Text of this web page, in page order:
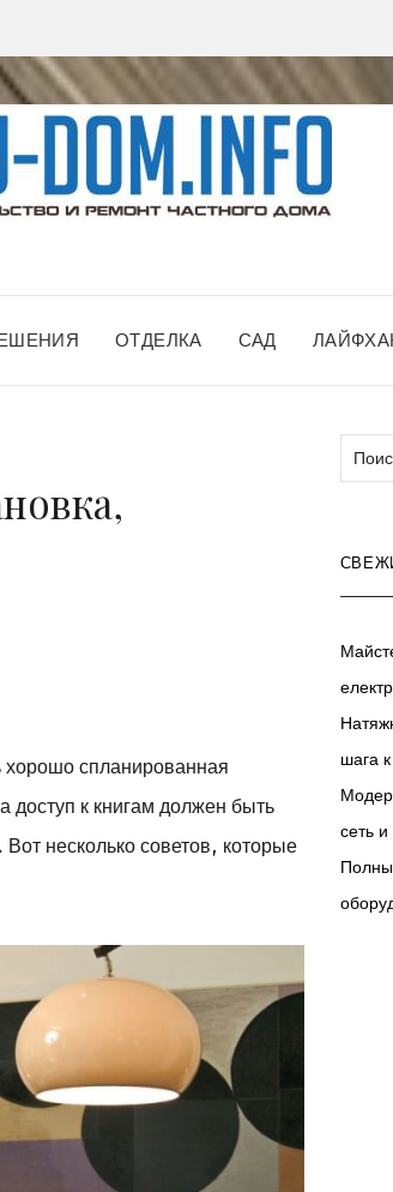
ОТДЕЛКА САД
хорошо спланированная
доступ к книгам должен быть
несколько советов, которые
шага
сеть